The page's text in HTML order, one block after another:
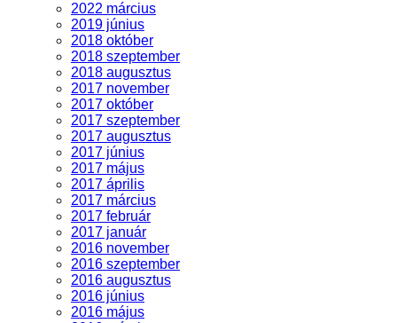
2022 március
2019 június
2018 október
2018 szeptember
2018 augusztus
2017 november
2017 október
2017 szeptember
2017 augusztus
2017 június
2017 május
2017 április
2017 március
2017 február
2017 január
2016 november
2016 szeptember
2016 augusztus
2016 június
2016 május